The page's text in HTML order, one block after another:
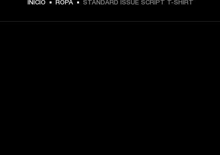
INICIO ROPA STANDARD ISSUE SCRIPT T-SHIRT